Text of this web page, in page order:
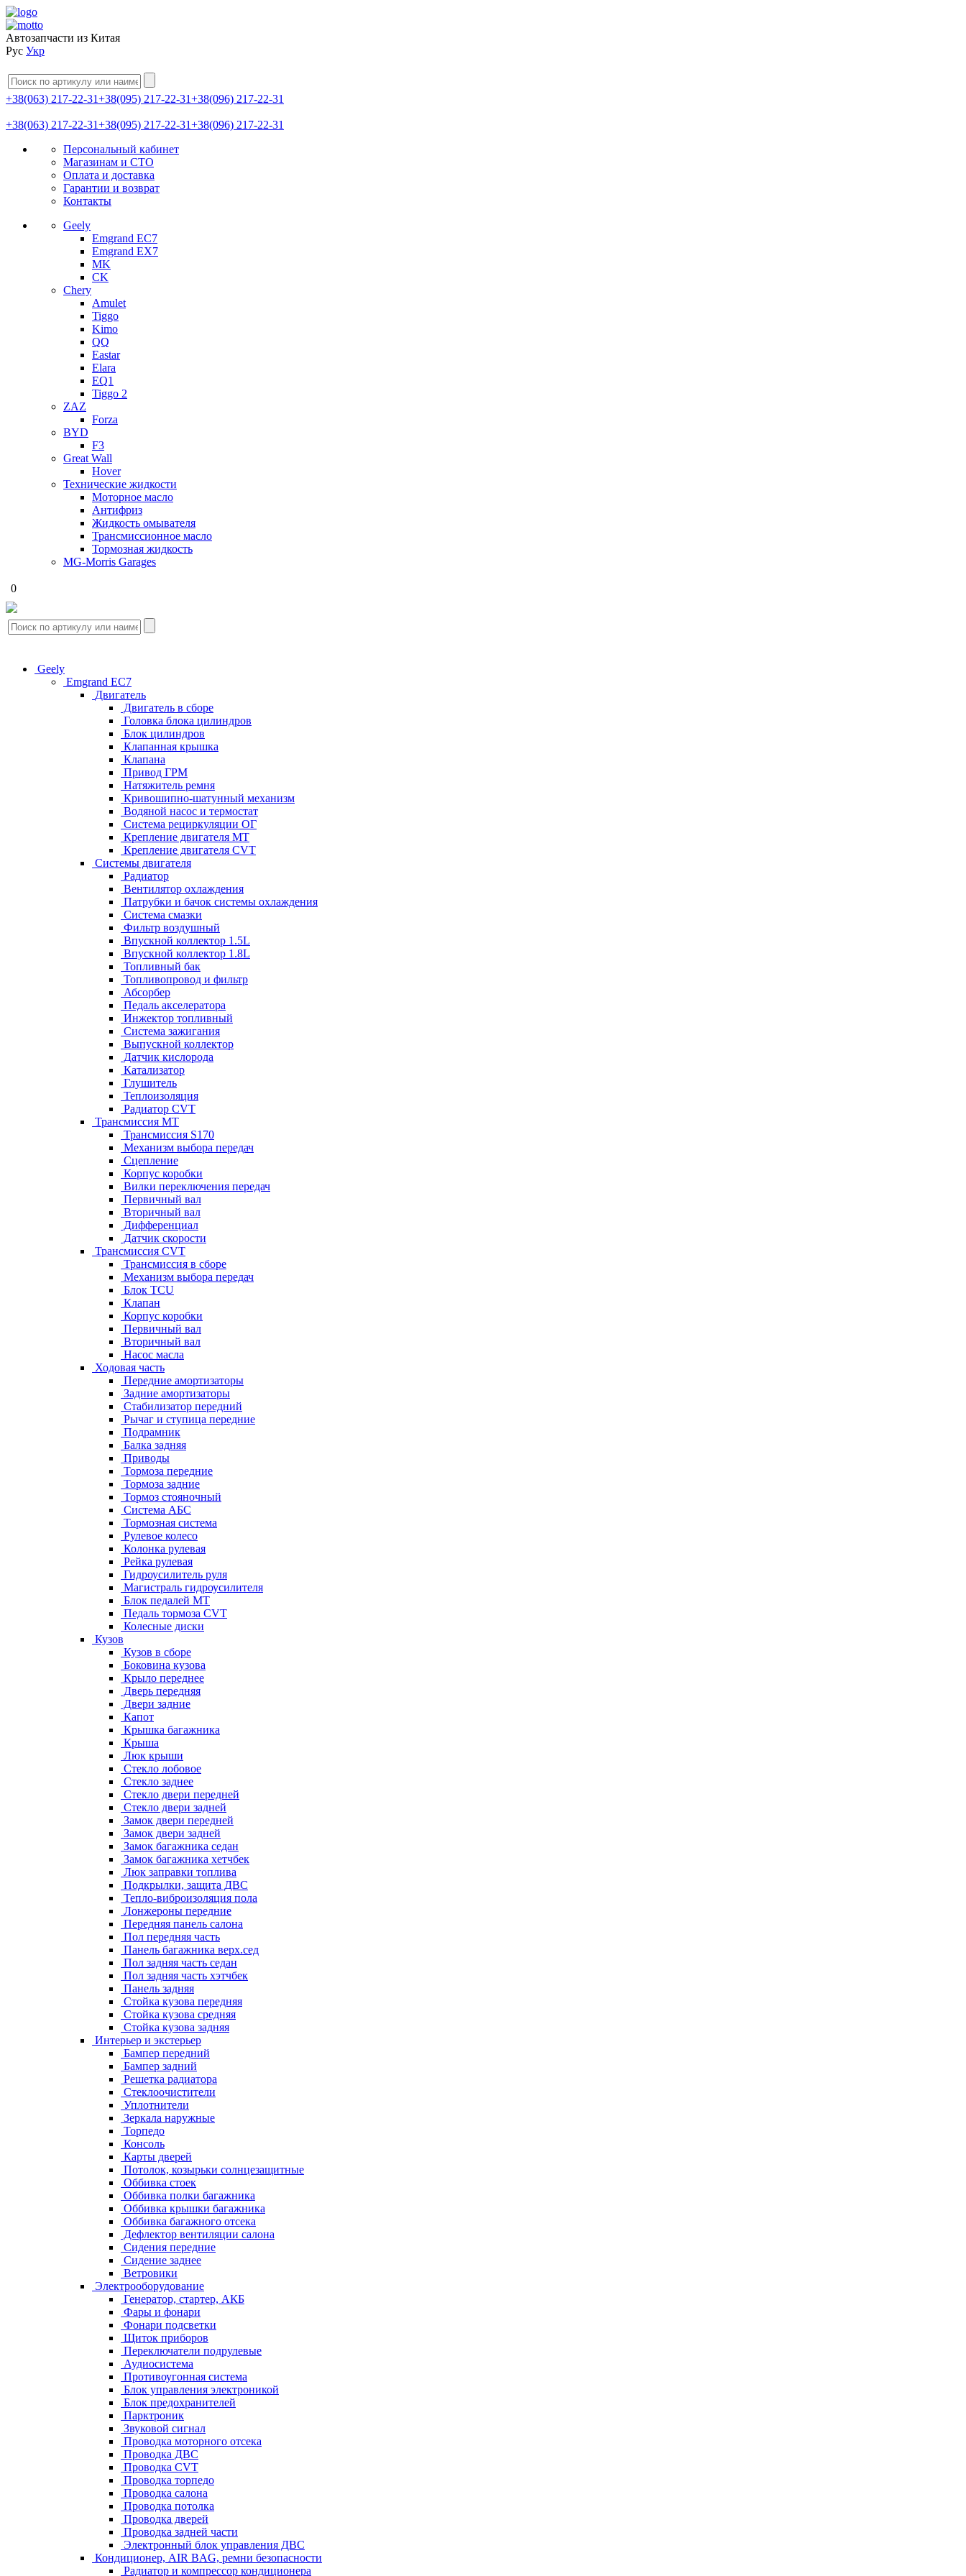
Автозапчасти из Китая
Рус Укр
+38(063) 217-22-31+38(095) 217-22-31+38(096) 217-22-31
+38(063) 217-22-31+38(095) 217-22-31+38(096) 217-22-31
Персональный кабинет
Магазинам и СТО
Оплата и доставка
Гарантии и возврат
Контакты
Geely
Emgrand EC7
Emgrand EX7
MK
CK
Chery
Amulet
Tiggo
Kimo
QQ
Eastar
Elara
EQ1
Tiggo 2
ZAZ
Forza
BYD
F3
Great Wall
Hover
Технические жидкости
Моторное масло
Антифриз
Жидкость омывателя
Трансмиссионное масло
Тормозная жидкость
MG-Morris Garages
0
Geely
Emgrand EC7
Двигатель
Двигатель в сборе
Головка блока цилиндров
Блок цилиндров
Клапанная крышка
Клапана
Привод ГРМ
Натяжитель ремня
Кривошипно-шатунный механизм
Водяной насос и термостат
Система рециркуляции ОГ
Крепление двигателя MT
Крепление двигателя CVT
Системы двигателя
Радиатор
Вентилятор охлаждения
Патрубки и бачок системы охлаждения
Система смазки
Фильтр воздушный
Впускной коллектор 1.5L
Впускной коллектор 1.8L
Топливный бак
Топливопровод и фильтр
Абсорбер
Педаль акселератора
Инжектор топливный
Система зажигания
Выпускной коллектор
Датчик кислорода
Катализатор
Глушитель
Теплоизоляция
Радиатор CVT
Трансмиссия MT
Трансмиссия S170
Механизм выбора передач
Сцепление
Корпус коробки
Вилки переключения передач
Первичный вал
Вторичный вал
Дифференциал
Датчик скорости
Трансмиссия CVT
Трансмиссия в сборе
Механизм выбора передач
Блок TCU
Клапан
Корпус коробки
Первичный вал
Вторичный вал
Насос масла
Ходовая часть
Передние амортизаторы
Задние амортизаторы
Стабилизатор передний
Рычаг и ступица передние
Подрамник
Балка задняя
Приводы
Тормоза передние
Тормоза задние
Тормоз стояночный
Система АБС
Тормозная система
Рулевое колесо
Колонка рулевая
Рейка рулевая
Гидроусилитель руля
Магистраль гидроусилителя
Блок педалей МТ
Педаль тормоза CVT
Колесные диски
Кузов
Кузов в сборе
Боковина кузова
Крыло переднее
Дверь передняя
Двери задние
Капот
Крышка багажника
Крыша
Люк крыши
Стекло лобовое
Стекло заднее
Стекло двери передней
Стекло двери задней
Замок двери передней
Замок двери задней
Замок багажника седан
Замок багажника хетчбек
Люк заправки топлива
Подкрылки, защита ДВС
Тепло-виброизоляция пола
Лонжероны передние
Передняя панель салона
Пол передняя часть
Панель багажника верх.сед
Пол задняя часть седан
Пол задняя часть хэтчбек
Панель задняя
Стойка кузова передняя
Стойка кузова средняя
Стойка кузова задняя
Интерьер и экстерьер
Бампер передний
Бампер задний
Решетка радиатора
Стеклоочистители
Уплотнители
Зеркала наружные
Торпедо
Консоль
Карты дверей
Потолок, козырьки солнцезащитные
Оббивка стоек
Оббивка полки багажника
Оббивка крышки багажника
Оббивка багажного отсека
Дефлектор вентиляции салона
Сидения передние
Сидение заднее
Ветровики
Электрооборудование
Генератор, стартер, АКБ
Фары и фонари
Фонари подсветки
Щиток приборов
Переключатели подрулевые
Аудиосистема
Противоугонная система
Блок управления электроникой
Блок предохранителей
Парктроник
Звуковой сигнал
Проводка моторного отсека
Проводка ДВС
Проводка CVT
Проводка торпедо
Проводка салона
Проводка потолка
Проводка дверей
Проводка задней части
Электронный блок управления ДВС
Кондиционер, AIR BAG, ремни безопасности
Радиатор и компрессор кондиционера